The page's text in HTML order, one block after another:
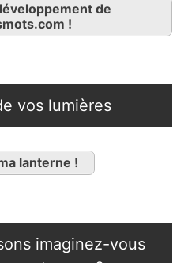
de
!
vos lumières
lanterne !
imaginez-vous